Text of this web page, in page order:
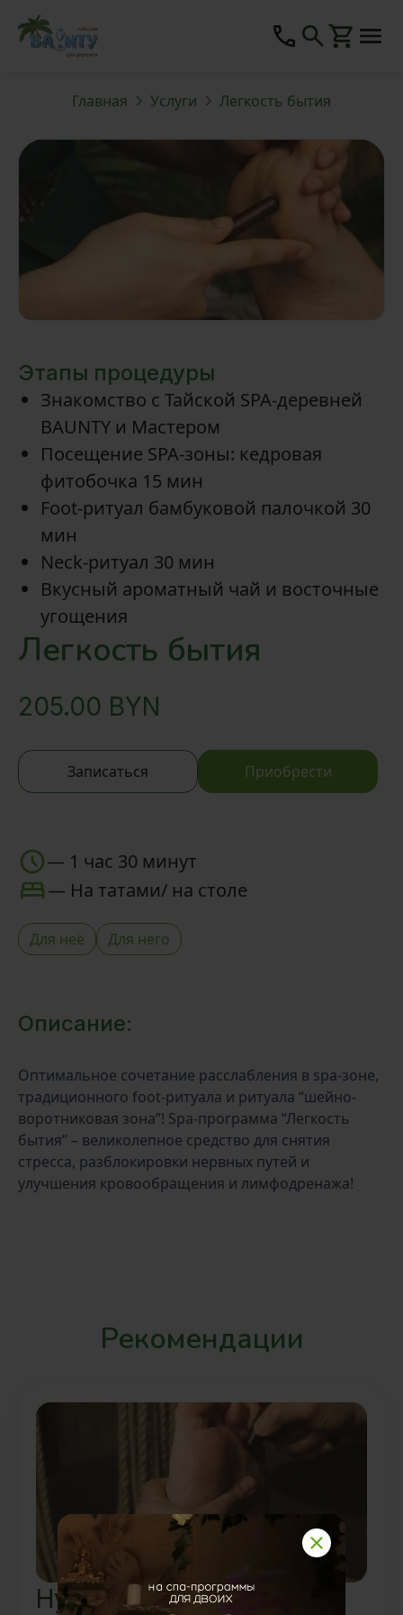
Главная Услуги Легкость бытия
Этапы процедуры
Знакомство с Тайской SPA-деревней
BAUNTY и Мастером
Посещение SPA-зоны: кедровая
фитобочка 15 мин
Foot-ритуал бамбуковой палочкой 30
мин
Neck-ритуал 30 мин
Вкусный ароматный чай и восточные
угощения
Легкость бытия
205.00 BYN
Записаться Приобрести
— 1 час 30 минут
— На татами/ на столе
Для неё Для него
Описание:
Оптимальное сочетание расслабления в spa-зоне,
традиционного foot-ритуала и ритуала “шейно-
воротниковая зона”! Spa-программа “Легкость
бытия” – великолепное средство для снятия
стресса, разблокировки нервных путей и
улучшения кровообращения и лимфодренажа!
Рекомендации
Нуад Тао